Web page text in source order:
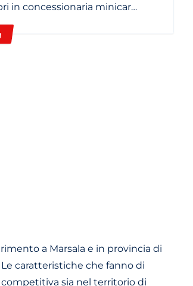
in concessionaria minicar
a Marsala e in provincia di
caratteristiche che fanno di
sia nel territorio di